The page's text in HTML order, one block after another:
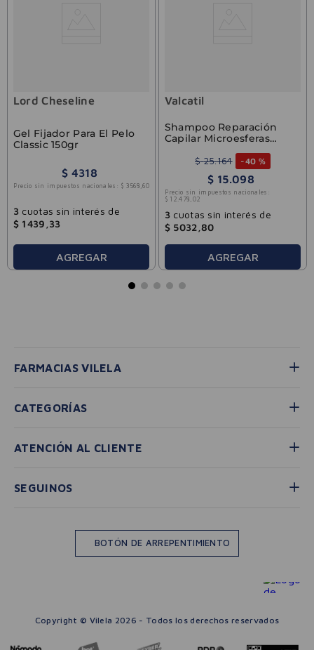
Lord Cheseline
Gel Fijador Para El Pelo
Classic 150gr
$ 4318
Precio sin impuestos nacionales: $ 3568 ,60
3cuotas sin interés de
$ 1439 33
AGREGAR
Valcatil
Shampoo Reparación
Capilar Microesferas
$ 25.164 -40 %
$ 15.098
Precio sin impuestos nacionales:
$ 12 .478 02
3cuotas sin interés de
$ 5032 80
AGREGAR
FARMACIAS VILELA
CATEGORÍAS
ATENCIÓN AL CLIENTE
SEGUINOS
BOTÓN DE ARREPENTIMIENTO
Copyright © Vilela 2026 - Todos los derechos reservados